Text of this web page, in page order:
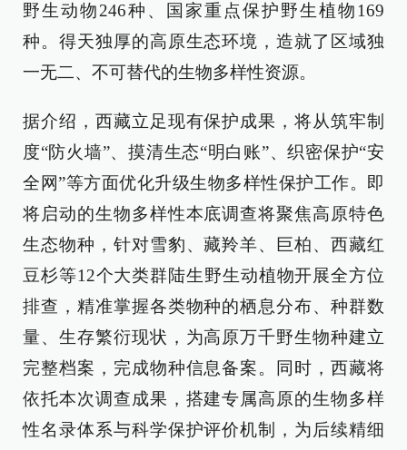
野生动物246种、国家重点保护野生植物169
种。得天独厚的高原生态环境，造就了区域独
一无二、不可替代的生物多样性资源。
据介绍，西藏立足现有保护成果，将从筑牢制
度“防火墙”、摸清生态“明白账”、织密保护“安
全网”等方面优化升级生物多样性保护工作。即
将启动的生物多样性本底调查将聚焦高原特色
生态物种，针对雪豹、藏羚羊、巨柏、西藏红
豆杉等12个大类群陆生野生动植物开展全方位
排查，精准掌握各类物种的栖息分布、种群数
量、生存繁衍现状，为高原万千野生物种建立
完整档案，完成物种信息备案。同时，西藏将
依托本次调查成果，搭建专属高原的生物多样
性名录体系与科学保护评价机制，为后续精细